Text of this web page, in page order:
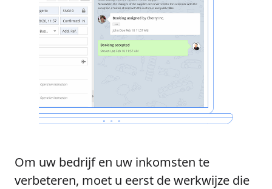
Om uw bedrijf en uw inkomsten te
verbeteren, moet u eerst de werkwijze die